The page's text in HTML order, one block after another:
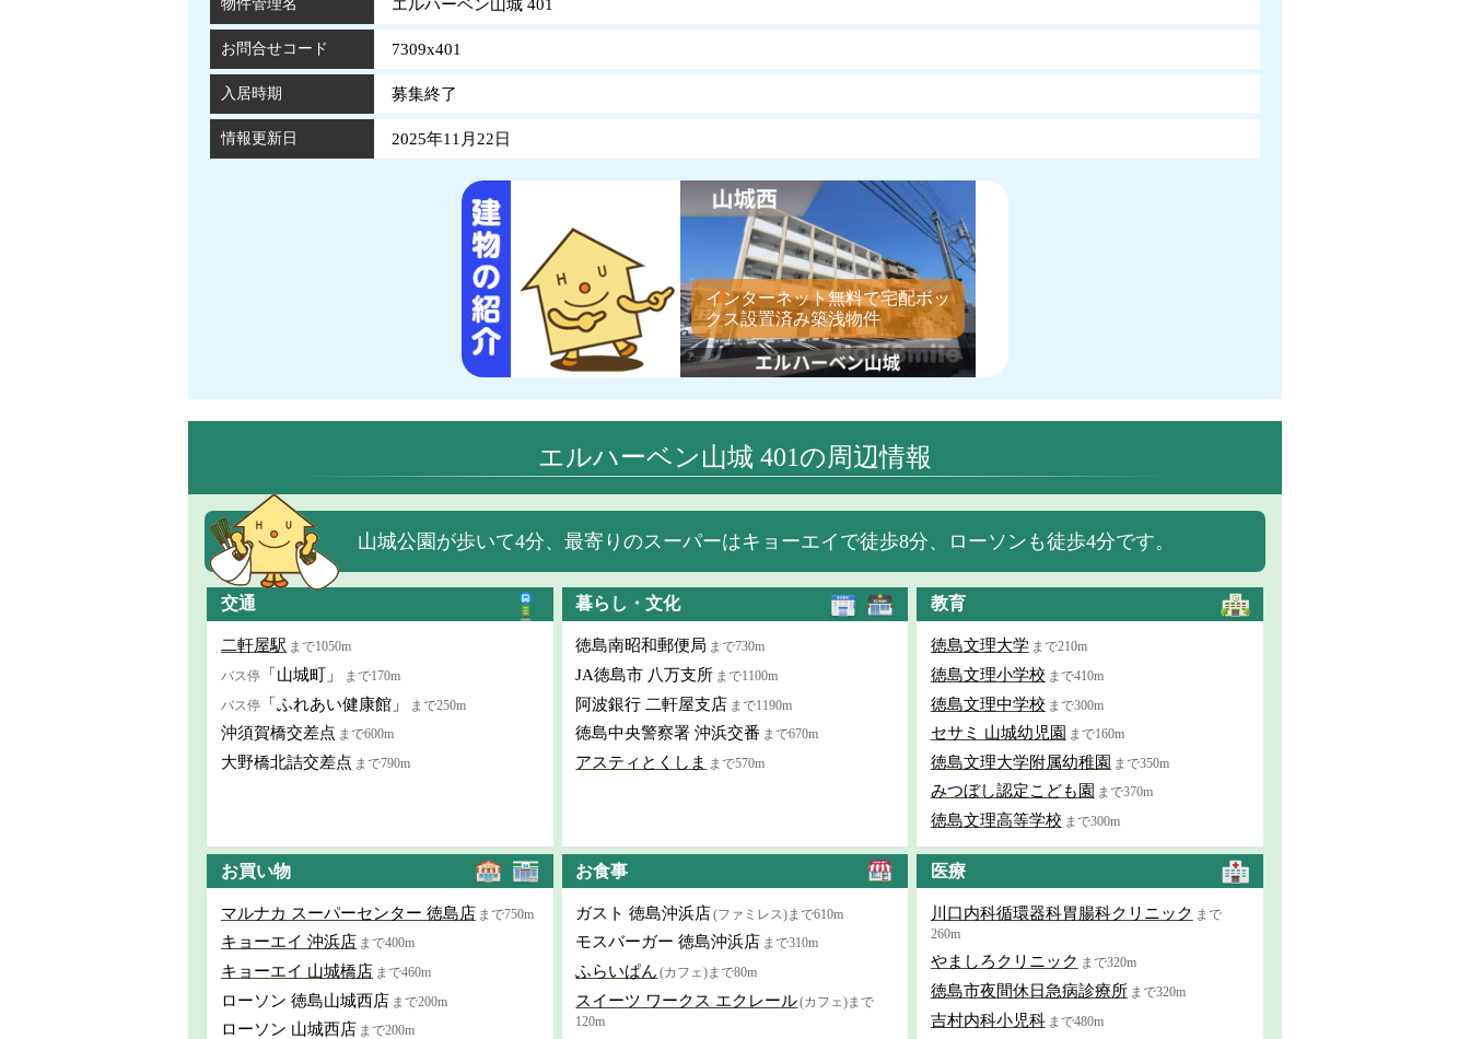
物件管理名 エルハーベン山城 401
お問合せコード 7309x401
入居時期 募集終了
情報更新日 2025年11月22日
インターネット無料で宅配ボッ
クス設置済み築浅物件
エルハーベン山城 401の周辺情報
山城公園が歩いて4分、最寄りのスーパーはキョーエイで徒歩8分、ローソンも徒歩4分です。
交通
二軒屋駅 まで1050m
バス停 「山城町」
まで170m
バス停 「ふれあい健康館」 まで250m
沖須賀橋交差点 まで600m
大野橋北詰交差点 まで790m
暮らし・文化
徳島南昭和郵便局 まで730m
JA徳島市 八万支所 まで1100m
阿波銀行 二軒屋支店 まで1190m
徳島中央警察署 沖浜交番 まで670m
アスティとくしま まで570m
教育
徳島文理大学 まで210m
徳島文理小学校 まで410m
徳島文理中学校 まで300m
セサミ 山城幼児園 まで160m
徳島文理大学附属幼稚園 まで350m
みつぼし認定こども園 まで370m
徳島文理高等学校 まで300m
お買い物
マルナカ スーパーセンター 徳島店 まで750m
キョーエイ 沖浜店 まで400m
キョーエイ 山城橋店 まで460m
ローソン 徳島山城西店 まで200m
ローソン 山城西店 まで200m
お食事
ガスト 徳島沖浜店(ファミレス)まで610m
モスバーガー 徳島沖浜店 まで310m
ふらいぱん (カフェ)まで80m
スイーツ ワークス エクレール(カフェ)まで
120m
医療
川口内科循環器科胃腸科クリニック まで
260m
やましろクリニック まで320m
徳島市夜間休日急病診療所 まで320m
吉村内科小児科 まで480m